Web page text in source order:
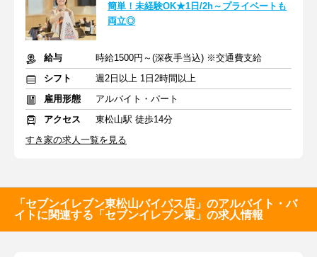
簡単！未経験OK★1日/2h～プライベートも
両立◎
給与
時給1500円～(深夜手当込) ※交通費支給
シフト
週2日以上 1日2時間以上
雇用形態
アルバイト・パート
アクセス
東松山駅 徒歩14分
すき家の求人一覧を見る
「セブンイレブン東松山バイパス店」のアルバイト・バ
イトに関連する「セブンイレブン東」の求人情報